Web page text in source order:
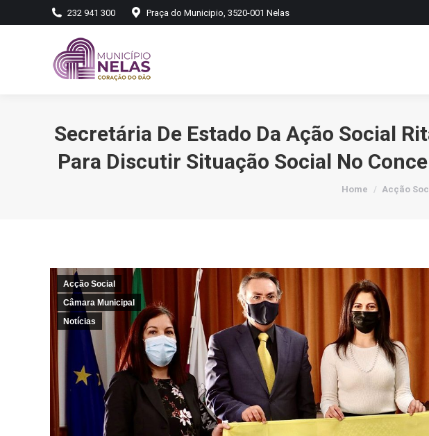
232 941 300 Praça do Municipio, 3520-001 Nelas
Secretária De Estado Da Ação Social
Para Discutir Situação Social No
You are here:
Home Acção
Acção Social
Câmara Municipal
Notícias